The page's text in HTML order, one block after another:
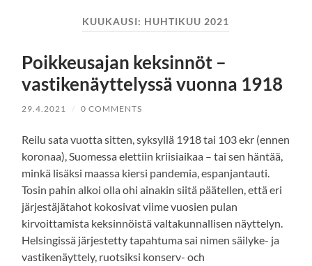
KUUKAUSI: HUHTIKUU 2021
Poikkeusajan keksinnöt –
vastikenäyttelyssä vuonna 1918
29.4.2021 / 0 COMMENTS
Reilu sata vuotta sitten, syksyllä 1918 tai 103 ekr (ennen
koronaa), Suomessa elettiin kriisiaikaa – tai sen häntää,
minkä lisäksi maassa kiersi pandemia, espanjantauti.
Tosin pahin alkoi olla ohi ainakin siitä päätellen, että eri
järjestäjätahot kokosivat viime vuosien pulan
kirvoittamista keksinnöistä valtakunnallisen näyttelyn.
Helsingissä järjestetty tapahtuma sai nimen säilyke- ja
vastikenäyttely, ruotsiksi konserv- och